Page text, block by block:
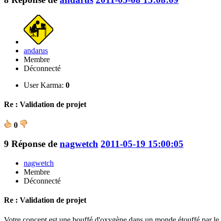
andarus
Membre
Déconnecté
User Karma: 0
Re : Validation de projet
0
9 Réponse de nagwetch 2011-05-19 15:00:05
nagwetch
Membre
Déconnecté
Re : Validation de projet